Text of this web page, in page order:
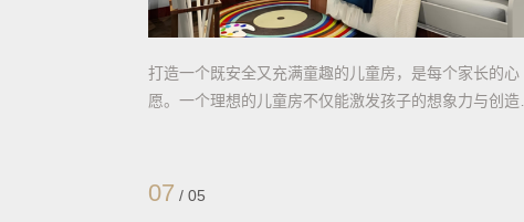
打造一个既安全又充满童趣的儿童房，是每个家长的心
愿。一个理想的儿童房不仅能激发孩子的想象力与创造
07 /05